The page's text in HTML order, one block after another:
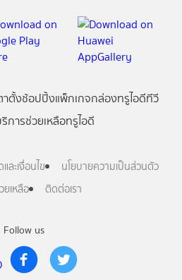
Follow us
ตั้งช้อปปิ้งแพ็กเกจกล่องทรูไอดีทีวี
การช่วยเหลือทรูไอดี
ละเงื่อนไข
นโยบายความเป็นส่วนตัว
ยเหลือ
ติดต่อเรา